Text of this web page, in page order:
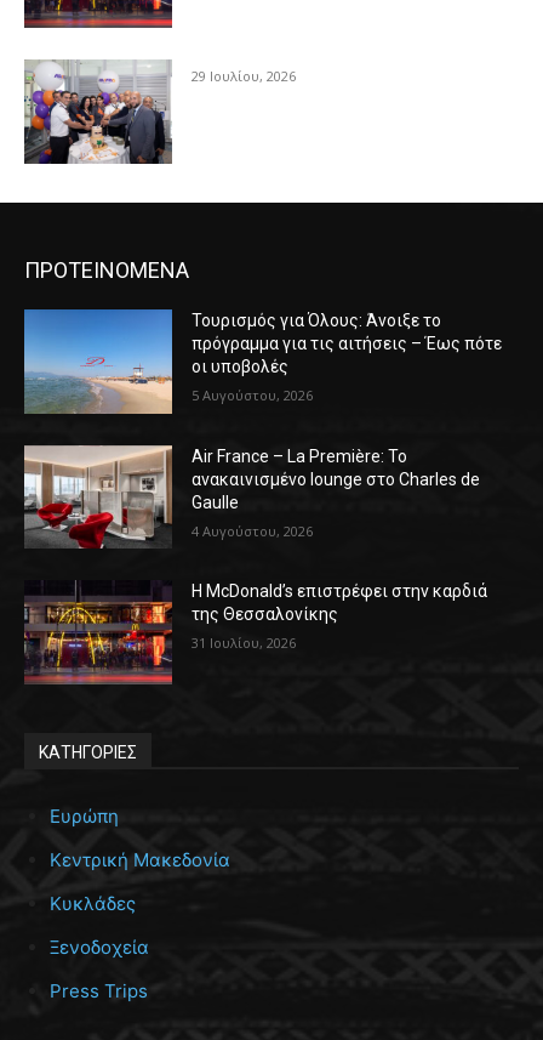
29 Ιουλίου, 2026
ΠΡΟΤΕΙΝΟΜΕΝΑ
Τουρισμός για Όλους: Άνοιξε το
πρόγραμμα για τις αιτήσεις – Έως πότε
οι υποβολές
5 Αυγούστου, 2026
Air France – La Première: Το
ανακαινισμένο lounge στο Charles de
Gaulle
4 Αυγούστου, 2026
Η McDonald’s επιστρέφει στην καρδιά
της Θεσσαλονίκης
31 Ιουλίου, 2026
ΚΑΤΗΓΟΡΙΕΣ
Ευρώπη
Κεντρική Μακεδονία
Κυκλάδες
Ξενοδοχεία
Press Trips